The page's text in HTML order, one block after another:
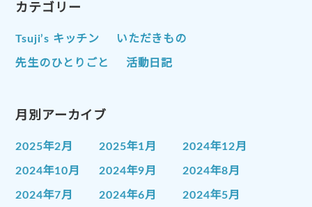
カテゴリー
Tsuji’s キッチン いただきもの
先生のひとりごと 活動日記
月別アーカイブ
2025年2月 2025年1月 2024年12月
2024年10月 2024年9月 2024年8月
2024年7月 2024年6月 2024年5月